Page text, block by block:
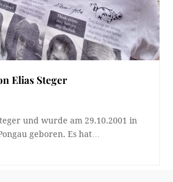
Elias Steger
und wurde am 29.10.2001 in
geboren. Es hat…